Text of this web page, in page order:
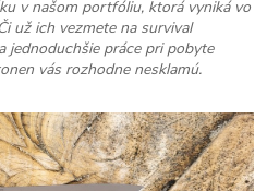
v našom portfóliu, ktorá vyniká vo
už ich vezmete na survival
jednoduchšie práce pri pobyte
vás rozhodne nesklamú.